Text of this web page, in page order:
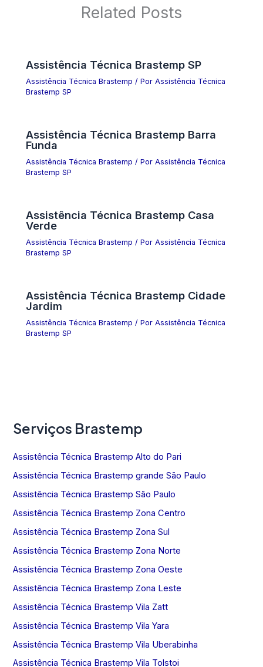
Related Posts
Assistência Técnica Brastemp SP
Assistência Técnica Brastemp / PorAssistência Técnica
Brastemp SP
Assistência Técnica Brastemp Barra
Funda
Assistência Técnica Brastemp / PorAssistência Técnica
Brastemp SP
Assistência Técnica Brastemp Casa
Verde
Assistência Técnica Brastemp / PorAssistência Técnica
Brastemp SP
Assistência Técnica Brastemp Cidade
Jardim
Assistência Técnica Brastemp / PorAssistência Técnica
Brastemp SP
Serviços Brastemp
Assistência Técnica Brastemp Alto do Pari
Assistência Técnica Brastemp grande São Paulo
Assistência Técnica Brastemp São Paulo
Assistência Técnica Brastemp Zona Centro
Assistência Técnica Brastemp Zona Sul
Assistência Técnica Brastemp Zona Norte
Assistência Técnica Brastemp Zona Oeste
Assistência Técnica Brastemp Zona Leste
Assistência Técnica Brastemp Vila Zatt
Assistência Técnica Brastemp Vila Yara
Assistência Técnica Brastemp Vila Uberabinha
Assistência Técnica Brastemp Vila Tolstoi